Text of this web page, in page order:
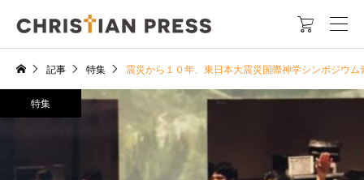

記事 特集 震災から１０年、東日本大震災国際神学シンポジウ
特集